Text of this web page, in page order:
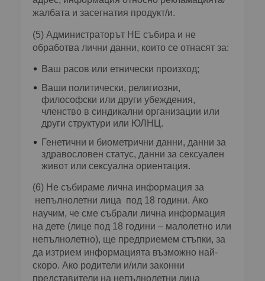
жалбата и засегнатия продукт/и.
(5) Администраторът НЕ събира и не
обработва лични данни, които се отнасят за:
Ваш расов или етнически произход;
Ваши политически, религиозни,
философски или други убеждения,
членство в синдикални организации или
други структури или ЮЛНЦ.
Генетични и биометрични данни, данни за
здравословен статус, данни за сексуален
живот или сексуална ориентация.
(6) Не събираме лична информация за
непълнолетни лица под 18 години. Ако
научим, че сме събрали лична информация
на дете (лице под 18 години – малолетно или
непълнолетно), ще предприемем стъпки, за
да изтрием информацията възможно най-
скоро. Ако родители и/или законни
представители на непълнолетни лица